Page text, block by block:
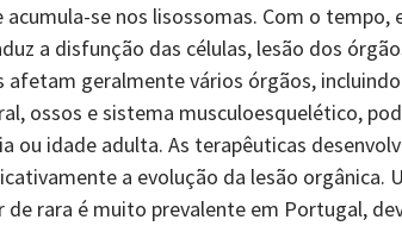
se nos lisossomas. Com o tempo,
a disfunção das células, lesão dos
geralmente vários órgãos,
ossos e sistema musculoesquelético,
ou idade adulta. As terapêuticas
a evolução da lesão orgânica.
de rara é muito prevalente em Portugal,